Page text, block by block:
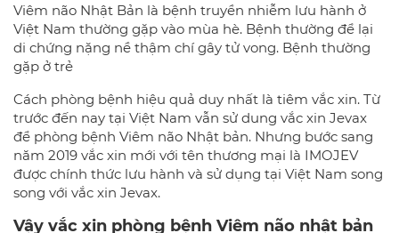
Viêm não Nhật Bản là bệnh truyền nhiễm lưu hành ở
Việt Nam thường gặp vào mùa hè. Bệnh thường để lại
di chứng nặng nề thậm chí gây tử vong. Bệnh thường
gặp ở trẻ
Cách phòng bệnh hiệu quả duy nhất là tiêm vắc xin. Từ
trước đến nay tại Việt Nam vẫn sử dung vắc xin Jevax
để phòng bệnh Viêm não Nhật bản. Nhưng bước sang
năm 2019 vắc xin mới với tên thương mại là IMOJEV
được chính thức lưu hành và sử dụng tại Việt Nam song
song với vắc xin Jevax.
Vậy vắc xin phòng bệnh Viêm não nhật bản